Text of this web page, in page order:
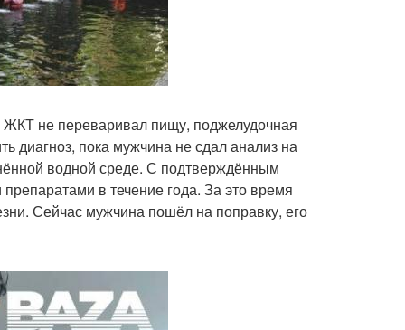
не переваривал пищу, поджелудочная
диагноз, пока мужчина не сдал анализ на
водной среде. С подтверждённым
в течение года. За это время
Сейчас мужчина пошёл на поправку, его